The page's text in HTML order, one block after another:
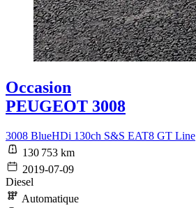
Occasion
PEUGEOT 3008
3008 BlueHDi 130ch S&S EAT8 GT Line
130 753 km
2019-07-09
Diesel
Automatique